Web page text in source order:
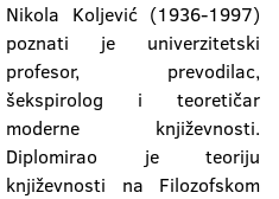
Nikola Koljević (1936-1997)
poznati je univerzitetski
profesor, prevodilac,
šekspirolog i teoretičar
moderne književnosti.
Diplomirao je teoriju
književnosti na Filozofskom